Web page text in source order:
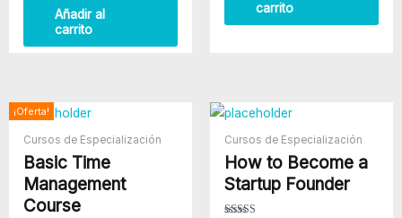
Añadir al
carrito
carrito
¡Oferta!
Cursos de Especialización
Basic Time
Management
Course
El
original
era:
$69.99.
actual
$39.99.
Cursos de Especialización
How to Become a
Startup Founder